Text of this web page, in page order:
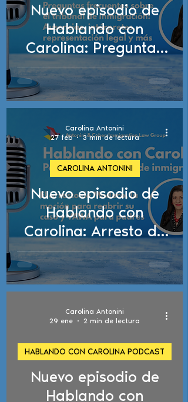
Nuevo episodio de
Hablando con
Carolina: Preguntas
frecuentes sobre la
corte de inmigración
Nuevo episodio de
Hablando con
Carolina: Arresto de
Maduro, moción para
reabrir tu caso y
VAWA para padres
CAROLINA ANTONINI
Carolina Antonini
27 feb
3 min de lectura
Nuevo episodio de
Hablando con
HABLANDO CON CAROLINA PODCAST
Carolina Antonini
29 ene
2 min de lectura